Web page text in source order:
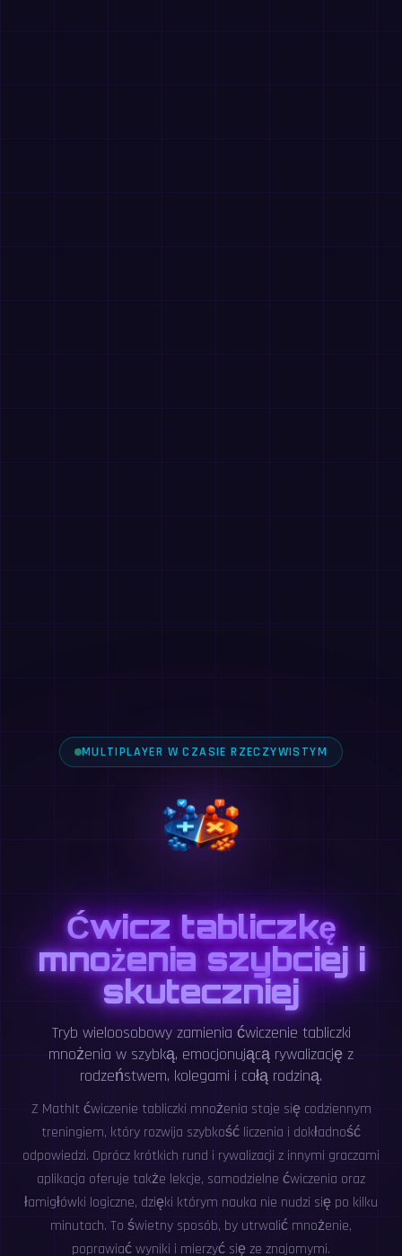
MULTIPLAYER W CZASIE RZECZYWISTYM
Ćwicz tabliczkę
mnożenia szybciej i
skuteczniej
Tryb wieloosobowy zamienia ćwiczenie tabliczki
mnożenia w szybką, emocjonującą rywalizację z
rodzeństwem, kolegami i całą rodziną.
Z MathIt ćwiczenie tabliczki mnożenia staje się codziennym
treningiem, który rozwija szybkość liczenia i dokładność
odpowiedzi. Oprócz krótkich rund i rywalizacji z innymi graczami
aplikacja oferuje także lekcje, samodzielne ćwiczenia oraz
łamigłówki logiczne, dzięki którym nauka nie nudzi się po kilku
minutach. To świetny sposób, by utrwalić mnożenie,
poprawiać wyniki i mierzyć się ze znajomymi.